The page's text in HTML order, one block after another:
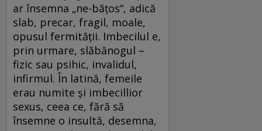
ar însemna „ne-băţos“, adică
slab, precar, fragil, moale,
opusul fermităţii. Imbecilul e,
prin urmare, slăbănogul –
fizic sau psihic, invalidul,
infirmul. În latină, femeile
erau numite şi imbecillior
sexus, ceea ce, fără să
însemne o insultă, desemna,